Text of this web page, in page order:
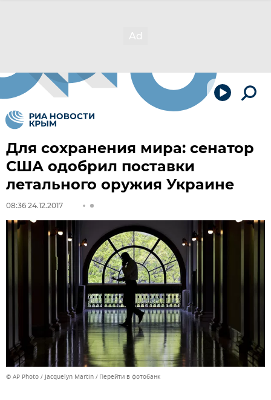
Для сохранения мира: сенатор
США одобрил поставки
летального оружия Украине
08:36 24.12.2017
© AP Photo / Jacquelyn Martin Перейти в фотобанк